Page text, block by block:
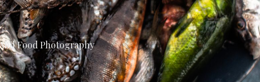
Food Photography